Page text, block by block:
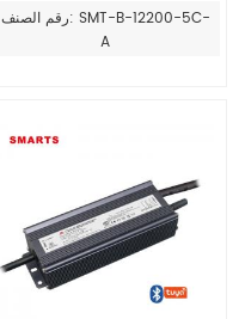
الشريط led في الهواء الطلق
رقم الصنف: SMT-B-12200-5C-
A